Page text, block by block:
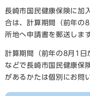
長崎市国民健康保険に加
合は、計算期間（前年の
所地へ申請書を郵送しま
計算期間（前年の8月1日
などで長崎市国民健康保
があるかたは個別にお問